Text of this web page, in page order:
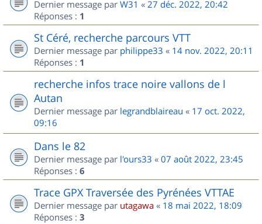
Dernier message par W31 « 27 déc. 2022, 20:42
Réponses : 1
St Céré, recherche parcours VTT
Dernier message par philippe33 « 14 nov. 2022, 20:11
Réponses : 1
recherche infos trace noire vallons de l
Autan
Dernier message par legrandblaireau « 17 oct. 2022,
09:16
Dans le 82
Dernier message par l'ours33 « 07 août 2022, 23:45
Réponses : 6
Trace GPX Traversée des Pyrénées VTTAE
Dernier message par utagawa « 18 mai 2022, 18:09
Réponses : 3